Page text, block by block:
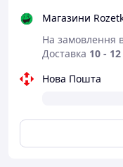
повсякденного
й легка
ходьбі.
Магазини
На замовлення
Доставка 10 -
Нова Пошта